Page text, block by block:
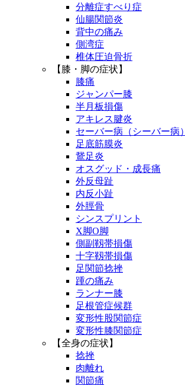
分離症すべり症
仙腸関節炎
背中の痛み
側湾症
椎体圧迫骨折
【膝・脚の症状】
膝痛
ジャンパー膝
半月板損傷
アキレス腱炎
セーバー病（シーバー病）
足底筋膜炎
鵞足炎
オスグッド・成長痛
外反母趾
内反小趾
外脛骨
シンスプリント
X脚O脚
側副靱帯損傷
十字靱帯損傷
足関節捻挫
踵の痛み
ランナー膝
足根管症候群
変形性股関節症
変形性膝関節症
【全身の症状】
捻挫
肉離れ
関節痛